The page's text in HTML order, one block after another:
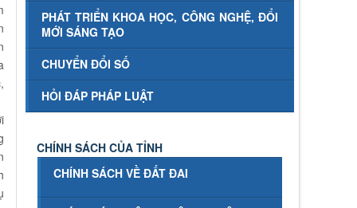
PHÁT TRIỂN KHOA HỌC, CÔNG NGHỆ, ĐỔI
MỚI SÁNG TẠO
CHUYỂN ĐỔI SỐ
HỎI ĐÁP PHÁP LUẬT
CHÍNH SÁCH CỦA TỈNH
CHÍNH SÁCH VỀ ĐẤT ĐAI